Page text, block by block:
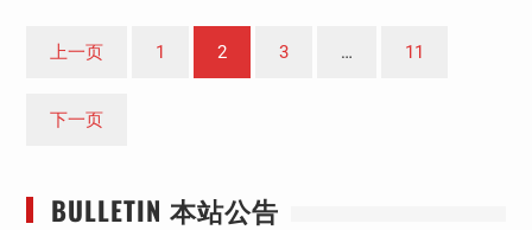
上一页 1 2 3 … 11
下一页
BULLETIN 本站公告